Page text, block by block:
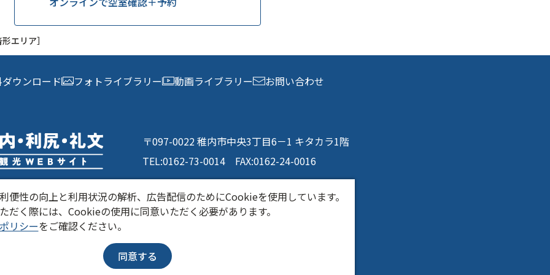
エリア］
ウンロード フォトライブラリー 動画ライブラリー お問い合わせ
〒097-0022 稚内市中央3丁目6－1 キタカラ1階
TEL:0162-73-0014 FAX:0162-24-0016
北海道DMO について 当サイトについて 関連リンク
© きた・北海道DMO All Rights Reserved.
便性の向上と利用状況の解析、広告配信のためにCookieを使用しています。
だく際には、Cookieの使用に同意いただく必要があります。
リシーをご確認ください。
同意する